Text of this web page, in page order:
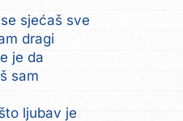
sjećaš sve
dragi
je da
sam
ljubav je